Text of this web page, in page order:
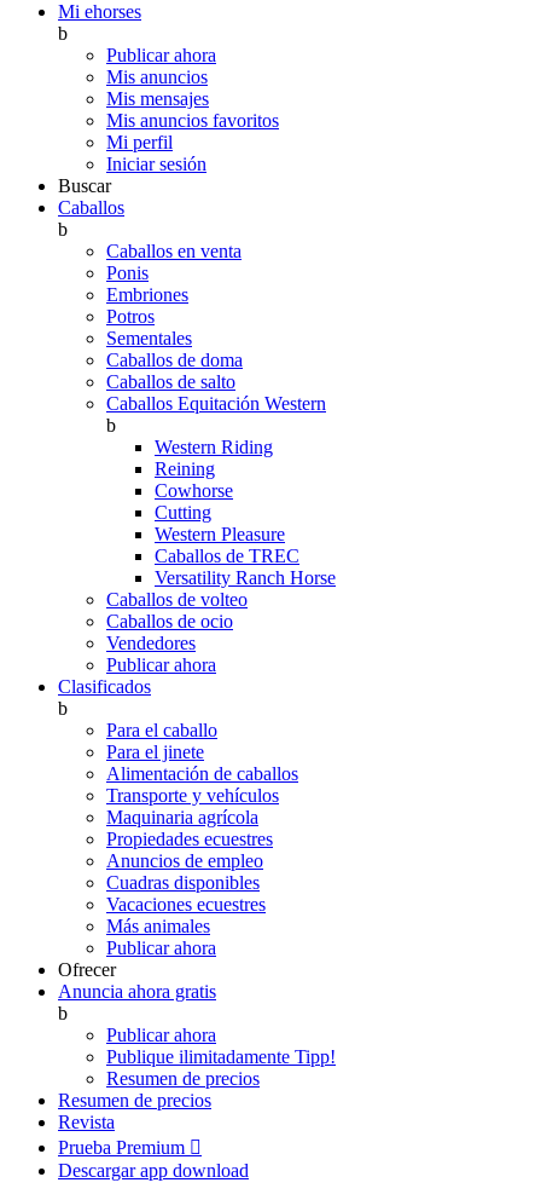
Mi ehorses
b
Publicar ahora
Mis anuncios
Mis mensajes
Mis anuncios favoritos
Mi perfil
Iniciar sesión
Buscar
Caballos
b
Caballos en venta
Ponis
Embriones
Potros
Sementales
Caballos de doma
Caballos de salto
Caballos Equitación Western
b
Western Riding
Reining
Cowhorse
Cutting
Western Pleasure
Caballos de TREC
Versatility Ranch Horse
Caballos de volteo
Caballos de ocio
Vendedores
Publicar ahora
Clasificados
b
Para el caballo
Para el jinete
Alimentación de caballos
Transporte y vehículos
Maquinaria agrícola
Propiedades ecuestres
Anuncios de empleo
Cuadras disponibles
Vacaciones ecuestres
Más animales
Publicar ahora
Ofrecer
Anuncia ahora gratis
b
Publicar ahora
Publique ilimitadamente Tipp!
Resumen de precios
Resumen de precios
Revista
Prueba Premium 
Descargar app download